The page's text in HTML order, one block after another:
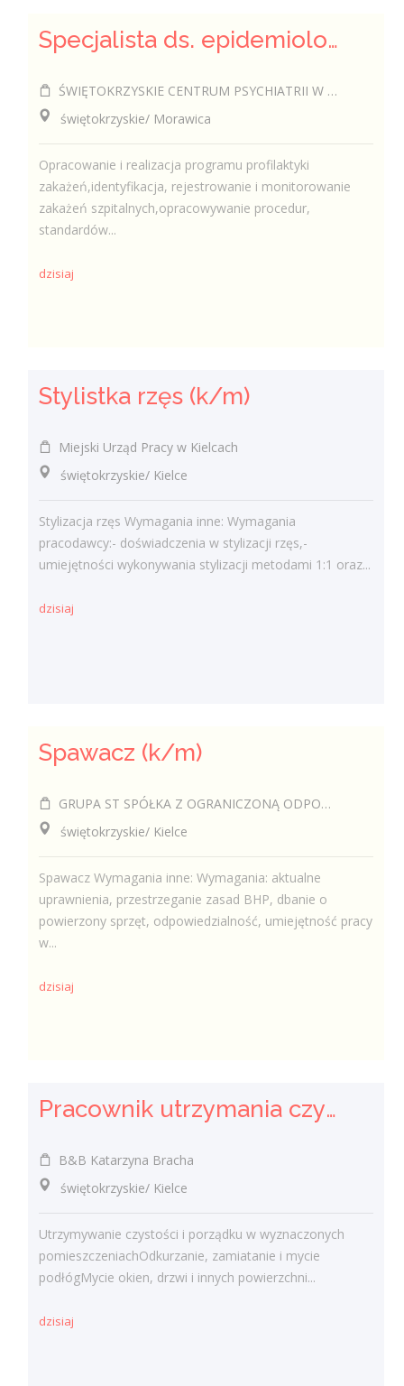
Specjalista ds. epidemiologii (k/m)
ŚWIĘTOKRZYSKIE CENTRUM PSYCHIATRII W MORAWICY
świętokrzyskie/ Morawica
Opracowanie i realizacja programu profilaktyki
zakażeń,identyfikacja, rejestrowanie i monitorowanie
zakażeń szpitalnych,opracowywanie procedur,
standardów...
dzisiaj
Stylistka rzęs (k/m)
Miejski Urząd Pracy w Kielcach
świętokrzyskie/ Kielce
Stylizacja rzęs Wymagania inne: Wymagania
pracodawcy:- doświadczenia w stylizacji rzęs,-
umiejętności wykonywania stylizacji metodami 1:1 oraz...
dzisiaj
Spawacz (k/m)
GRUPA ST SPÓŁKA Z OGRANICZONĄ ODPOWIEDZIALNOŚCIĄ
świętokrzyskie/ Kielce
Spawacz Wymagania inne: Wymagania: aktualne
uprawnienia, przestrzeganie zasad BHP, dbanie o
powierzony sprzęt, odpowiedzialność, umiejętność pracy
w...
dzisiaj
Pracownik utrzymania czystości (sprzątaczka) (k/m)
B&B Katarzyna Bracha
świętokrzyskie/ Kielce
Utrzymywanie czystości i porządku w wyznaczonych
pomieszczeniachOdkurzanie, zamiatanie i mycie
podłógMycie okien, drzwi i innych powierzchni...
dzisiaj